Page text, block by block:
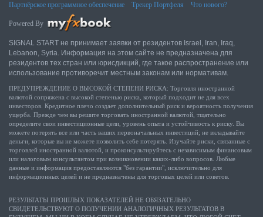
Партнёрское программное обеспечение
Трекер Портфеля Что нового?
Powered By
SIGNAL START не принимает заявки от резидентов Israel, Iran, Iraq,
Lebanon, Syria. Информация на этом сайте не предназначена для
резидентов тех стран или юрисдикций, где такое распространение или
использование противоречит местным законам или нормативам.
ПРЕДУПРЕЖДЕНИЕ О ВЫСОКОЙ СТЕПЕНИ РИСКА: Торговля иностранной
валютой сопряжена с высокой степенью риска, который подходит не для всех
инвесторов. Кредитное плечо создает дополнительный риск и вероятность получения
ущерба. Прежде чем вы решите торговать иностранной валютой, тщательно
определите свои инвестиционные цели, уровень опыта и устойчивость к риску. Вы
можете потерять все или часть ваших первоначальных инвестиций; не вкладывайте
деньги, которые вы не можете позволить себе потерять. Изучайте риски, связанные с
торговлей иностранной валютой, и проконсультируйтесь с независимым финансовым
или налоговым консультантом при возникновении каких-либо вопросов. Любые
данные и информация предоставляются "без гарантии", исключительно для
информационных целей и не предназначены для торговых целей или советов.
РЕЗУЛЬТАТЫ ПРОШЛЫХ ПОКАЗАТЕЛЕЙ НЕ ОБЯЗАТЕЛЬНО
СВИДЕТЕЛЬСТВУЮТ О ПОЛУЧЕНИИ АНАЛОГИЧНЫХ РЕЗУЛЬТАТОВ В